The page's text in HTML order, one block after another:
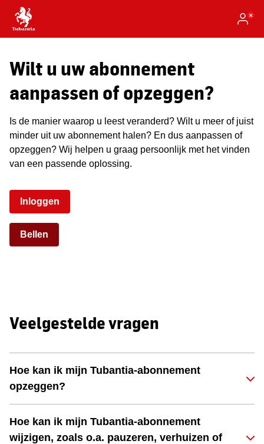
Wilt u uw abonnement
aanpassen of opzeggen?
Is de manier waarop u leest veranderd? Wilt u meer of juist
minder uit uw abonnement halen? En dus aanpassen of
opzeggen? Wij helpen u graag persoonlijk met het vinden
van een passende oplossing.
Inloggen
Bellen
Veelgestelde vragen
Hoe kan ik mijn Tubantia-abonnement
opzeggen?
Hoe kan ik mijn Tubantia-abonnement
wijzigen, zoals o.a. pauzeren, verhuizen of